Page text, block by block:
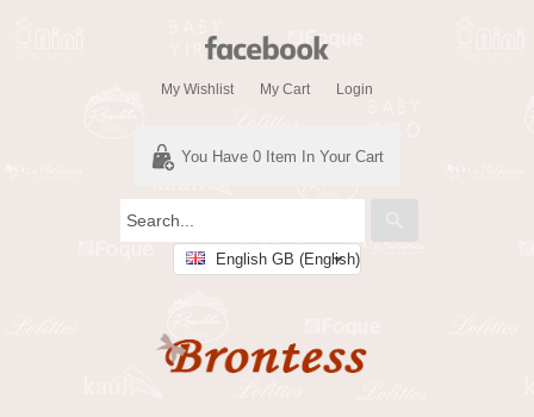
My Wishlist My Cart Login
You Have 0 Item In Your Cart
English GB (English)